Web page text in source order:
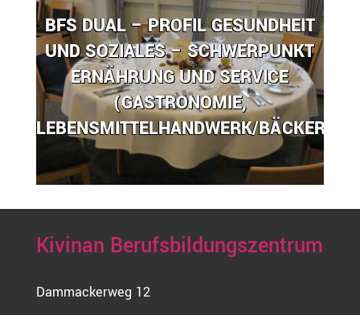
BFS DUAL – PROFIL GESUNDHEIT
UND SOZIALES – SCHWERPUNKT
ERNÄHRUNG UND SERVICE
(GASTRONOMIE,
LEBENSMITTELHANDWERK/BÄCKEREI)
Kivinan Berufsbildungszentrum
Dammackerweg 12